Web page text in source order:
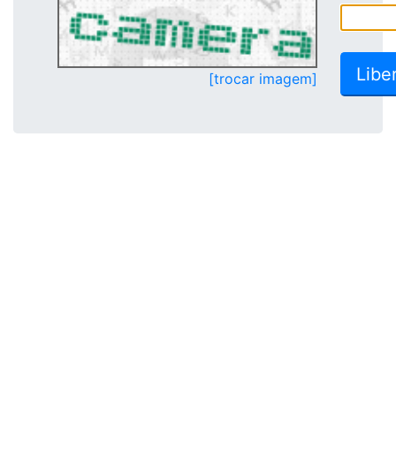
[trocar imagem]